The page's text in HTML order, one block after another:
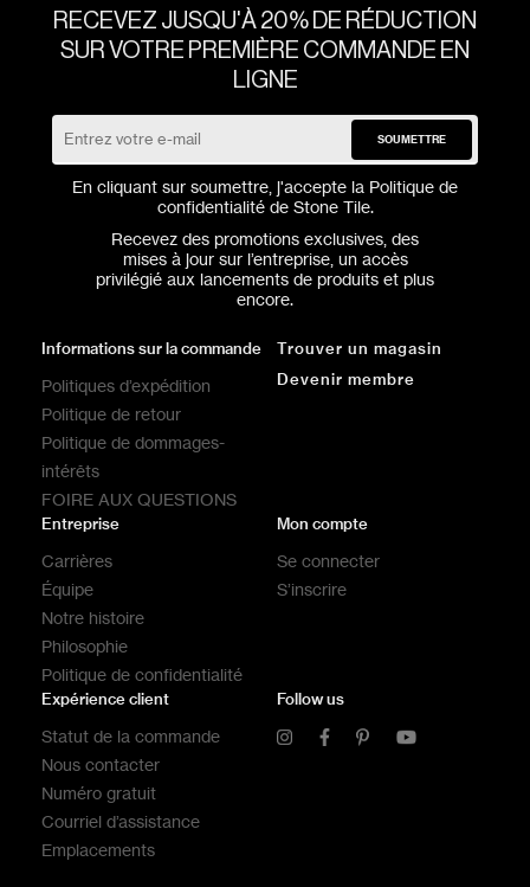
RECEVEZ JUSQU'À 20% DE RÉDUCTION
SUR VOTRE PREMIÈRE COMMANDE EN
LIGNE
En cliquant sur soumettre, j'accepte la Politique de
confidentialitéde Stone Tile.
SOUMETTRE
Recevez des promotions exclusives, des
mises à jour sur l’entreprise, un accès
privilégié aux lancements de produits et plus
encore.
Trouver un magasin
Devenir membre
Informations sur la commande
Politiques d’expédition
Politique de retour
Politique de dommages-
intérêts
FOIRE AUX QUESTIONS
Entreprise
Carrières
Équipe
Notre histoire
Philosophie
Politique de confidentialité
Expérience client
Statut de la commande
Nous contacter
Numéro gratuit
Courriel d’assistance
Emplacements
Mon compte
Se connecter
S’inscrire
Follow us